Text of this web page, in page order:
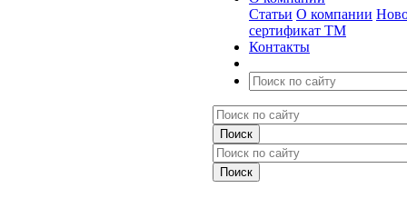
Статьи О компании
сертификат ТМ
Контакты